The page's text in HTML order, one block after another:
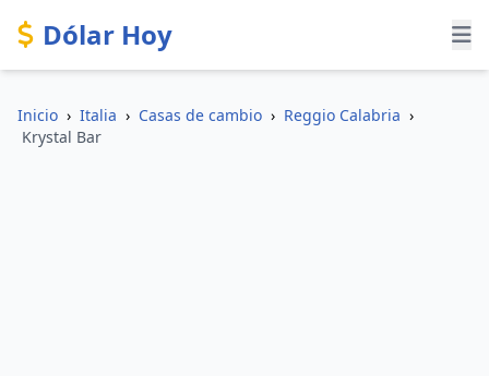
Dólar Hoy
Inicio › Italia › Casas de cambio › Reggio Calabria ›
Krystal Bar